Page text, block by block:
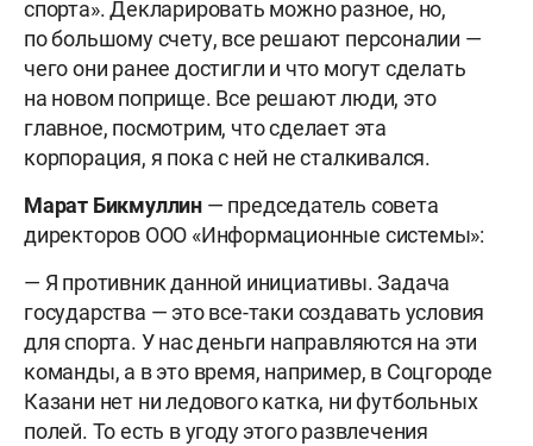
спорта». Декларировать можно разное, но,
по большому счету, все решают персоналии —
чего они ранее достигли и что могут сделать
на новом поприще. Все решают люди, это
главное, посмотрим, что сделает эта
корпорация, я пока с ней не сталкивался.
Марат Бикмуллин — председатель совета
директоров ООО «Информационные системы»:
— Я противник данной инициативы. Задача
государства — это все-таки создавать условия
для спорта. У нас деньги направляются на эти
команды, а в это время, например, в Соцгороде
Казани нет ни ледового катка, ни футбольных
полей. То есть в угоду этого развлечения